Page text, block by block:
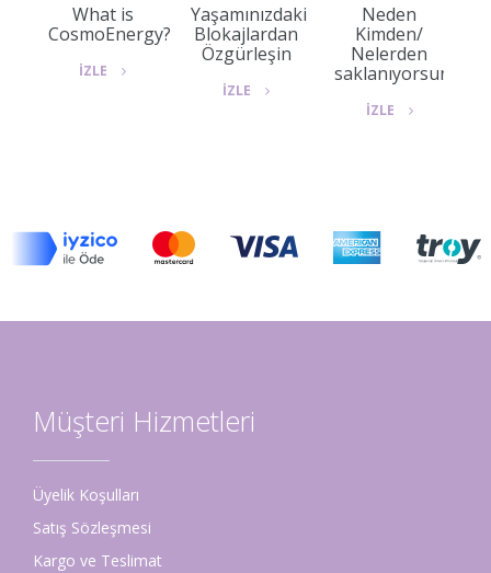
What is
CosmoEnergy?
İZLE
Yaşamınızdaki
Blokajlardan
Özgürleşin
İZLE
Neden
Kimden/
Nelerden
saklanıyorsunuz?
İZLE
Müşteri Hizmetleri
Üyelik Koşulları
Satış Sözleşmesi
Kargo ve Teslimat